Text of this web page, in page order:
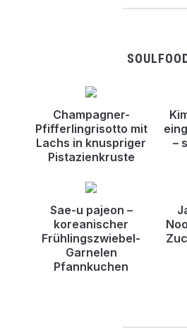
Champagner-
Pfifferlingrisotto mit
Lachs in knuspriger
Pistazienkruste
–
Sae-u pajeon –
koreanischer
Frühlingszwiebel-
Garnelen
Pfannkuchen